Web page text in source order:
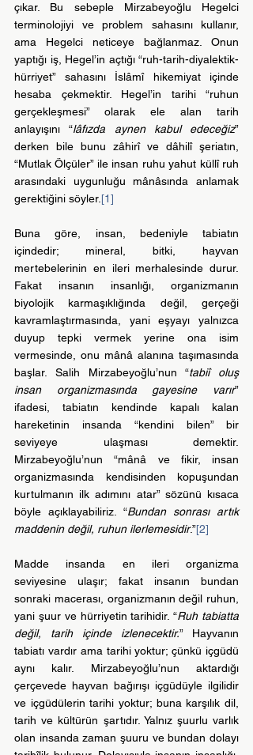
çıkar. Bu sebeple Mirzabeyoğlu Hegelci
terminolojiyi ve problem sahasını kullanır,
ama Hegelci neticeye bağlanmaz. Onun
yaptığı iş, Hegel’in açtığı “ruh-tarih-diyalektik-
hürriyet” sahasını İslâmî hikemiyat içinde
hesaba çekmektir. Hegel’in tarihi “ruhun
gerçekleşmesi” olarak ele alan tarih
anlayışını “lâfızda aynen kabul edeceğiz”
derken bile bunu zâhirî ve dâhilî şeriatın,
“Mutlak Ölçüler” ile insan ruhu yahut küllî ruh
arasındaki uygunluğu mânâsında anlamak
gerektiğini söyler.[1]
Buna göre, insan, bedeniyle tabiatın
içindedir; mineral, bitki, hayvan
mertebelerinin en ileri merhalesinde durur.
Fakat insanın insanlığı, organizmanın
biyolojik karmaşıklığında değil, gerçeği
kavramlaştırmasında, yani eşyayı yalnızca
duyup tepki vermek yerine ona isim
vermesinde, onu mânâ alanına taşımasında
başlar. Salih Mirzabeyoğlu’nun “tabiî oluş
insan organizmasında gayesine varır”
ifadesi, tabiatın kendinde kapalı kalan
hareketinin insanda “kendini bilen” bir
seviyeye ulaşması demektir.
Mirzabeyoğlu’nun “mânâ ve fikir, insan
organizmasında kendisinden kopuşundan
kurtulmanın ilk adımını atar” sözünü kısaca
böyle açıklayabiliriz. “Bundan sonrası artık
maddenin değil, ruhun ilerlemesidir.”[2]
Madde insanda en ileri organizma
seviyesine ulaşır; fakat insanın bundan
sonraki macerası, organizmanın değil ruhun,
yani şuur ve hürriyetin tarihidir. “Ruh tabiatta
değil, tarih içinde izlenecektir.” Hayvanın
tabiatı vardır ama tarihi yoktur; çünkü içgüdü
aynı kalır. Mirzabeyoğlu’nun aktardığı
çerçevede hayvan bağırışı içgüdüyle ilgilidir
ve içgüdülerin tarihi yoktur; buna karşılık dil,
tarih ve kültürün şartıdır. Yalnız şuurlu varlık
olan insanda zaman şuuru ve bundan dolayı